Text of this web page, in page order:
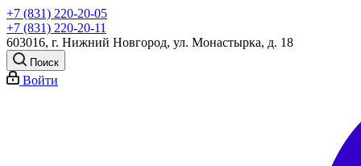
+7 (831) 220-20-05
+7 (831) 220-20-11
603016, г. Нижний Новгород, ул. Монастырка, д. 18
Поиск
Войти